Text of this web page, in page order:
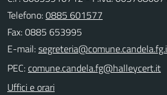
Telefono:0885 601577
Fax: 0885 653995
E-mail:
PEC:
Uffici e orari